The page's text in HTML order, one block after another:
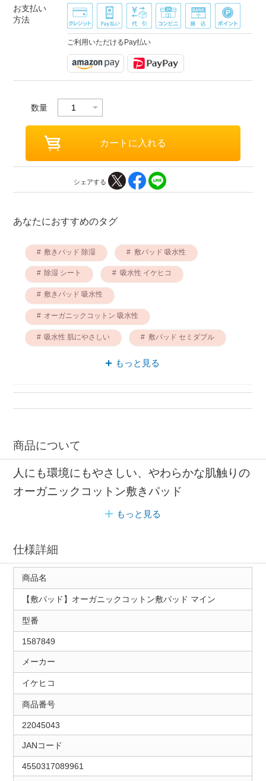
お支払い
方法
ご利用いただけるPay払い
数量
シェアする
あなたにおすすめのタグ
敷きパッド 除湿 敷パッド 吸水性
除湿 シート 吸水性 イケヒコ
敷きパッド 吸水性
オーガニックコットン 吸水性
吸水性 肌にやさしい 敷パッド セミダブル
敷きパッド イケヒコ
もっと見る
商品について
人にも環境にもやさしい、やわらかな肌触りの
オーガニックコットン敷きパッド
もっと見る
仕様詳細
商品名
【敷パッド】オーガニックコットン敷パッド マイン
型番
1587849
メーカー
イケヒコ
商品番号
22045043
JANコード
4550317089961